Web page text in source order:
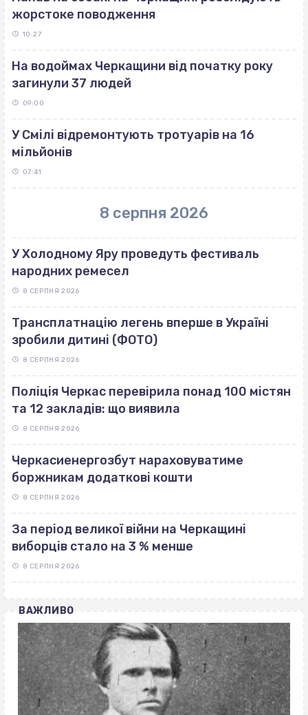
жорстоке поводження
10:27
На водоймах Черкащини від початку року
загинули 37 людей
09:00
У Смілі відремонтують тротуарів на 16
мільйонів
07:41
8 серпня 2026
У Холодному Яру проведуть фестиваль
народних ремесел
8 СЕРПНЯ 2026
Трансплатнацію легень вперше в Україні
зробили дитині (ФОТО)
8 СЕРПНЯ 2026
Поліція Черкас перевірила понад 100 містян
та 12 закладів: що виявила
8 СЕРПНЯ 2026
Черкасиенергозбут нараховуватиме
боржникам додаткові кошти
8 СЕРПНЯ 2026
За період великої війни на Черкащині
виборців стало на 3 % менше
8 СЕРПНЯ 2026
ВАЖЛИВО